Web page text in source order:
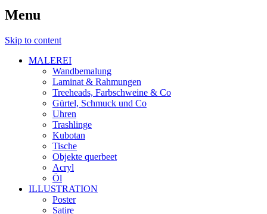
Menu
Skip to content
MALEREI
Wandbemalung
Laminat & Rahmungen
Treeheads, Farbschweine & Co
Gürtel, Schmuck und Co
Uhren
Trashlinge
Kubotan
Tische
Objekte querbeet
Acryl
Öl
ILLUSTRATION
Poster
Satire